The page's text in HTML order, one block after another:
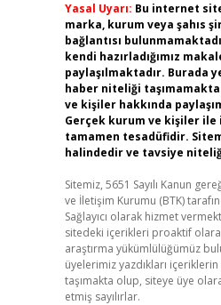
Yasal Uyarı: Bu internet
marka, kurum veya şahıs
bağlantısı
kendi hazırladığımız
paylaşılmaktadır. Burada
haber niteliği
ve kişiler hakkında
Gerçek kurum ve kişiler
tamamen tesadüfidir.
halindedir ve tavsiye
Sitemiz, 5651 Sayılı Kanun
ve İletişim Kurumu (BTK)
Sağlayıcı olarak hizmet
sitedeki içerikleri proaktif
araştırma yükümlülüğümüz
üyelerimiz yazdıkları
taşımakta olup, siteye üye
etmiş sayılırlar.